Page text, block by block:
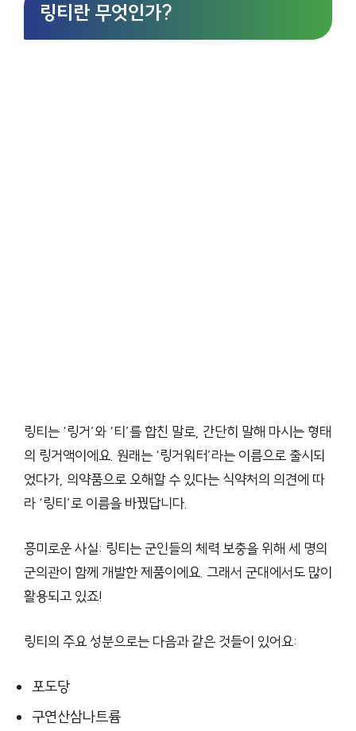
링티란 무엇인가?
링티는 ‘링거’와 ‘티’를 합친 말로, 간단히 말해 마시는 형태
의 링거액이에요. 원래는 ‘링거워터’라는 이름으로 출시되
었다가, 의약품으로 오해할 수 있다는 식약처의 의견에 따
라 ‘링티’로 이름을 바꿨답니다.
흥미로운 사실: 링티는 군인들의 체력 보충을 위해 세 명의
군의관이 함께 개발한 제품이에요. 그래서 군대에서도 많이
활용되고 있죠!
링티의 주요 성분으로는 다음과 같은 것들이 있어요:
포도당
구연산삼나트륨